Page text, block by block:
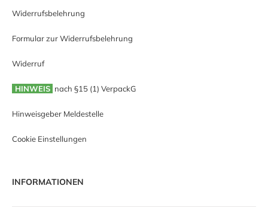
Widerrufsbelehrung
Formular zur Widerrufsbelehrung
Widerruf
HINWEIS nach §15 (1) VerpackG
Hinweisgeber Meldestelle
Cookie Einstellungen
INFORMATIONEN